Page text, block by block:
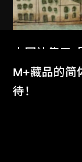
本网站使用
体验。
了解更多
M+藏品的简
待！